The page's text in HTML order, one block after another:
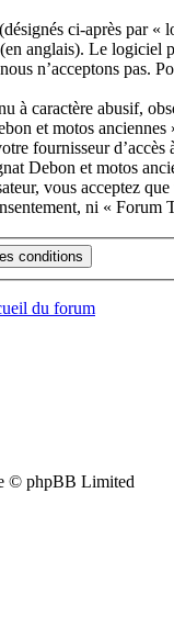
ci-après par
(en anglais). Le logiciel
n’acceptons
à caractère abusif,
et motos
fournisseur
Debon et motos
vous acceptez
ni «
du forum
© phpBB Limited